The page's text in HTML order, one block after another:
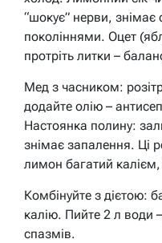
“шокує” нерви, знімає
поколіннями. Оцет
протріть литки –
Мед з часником:
додайте олію –
Настоянка полину:
знімає запалення. Ці
лимон багатий калієм,
Комбінуйте з дієтою:
калію. Пийте 2 л води
спазмів.